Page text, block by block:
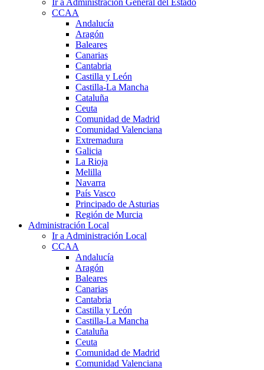
CCAA
Andalucía
Aragón
Baleares
Canarias
Cantabria
Castilla y León
Castilla-La Mancha
Cataluña
Ceuta
Comunidad de Madrid
Comunidad Valenciana
Extremadura
Galicia
La Rioja
Melilla
Navarra
País Vasco
Principado de Asturias
Región de Murcia
Administración Local
Ir a Administración Local
CCAA
Andalucía
Aragón
Baleares
Canarias
Cantabria
Castilla y León
Castilla-La Mancha
Cataluña
Ceuta
Comunidad de Madrid
Comunidad Valenciana